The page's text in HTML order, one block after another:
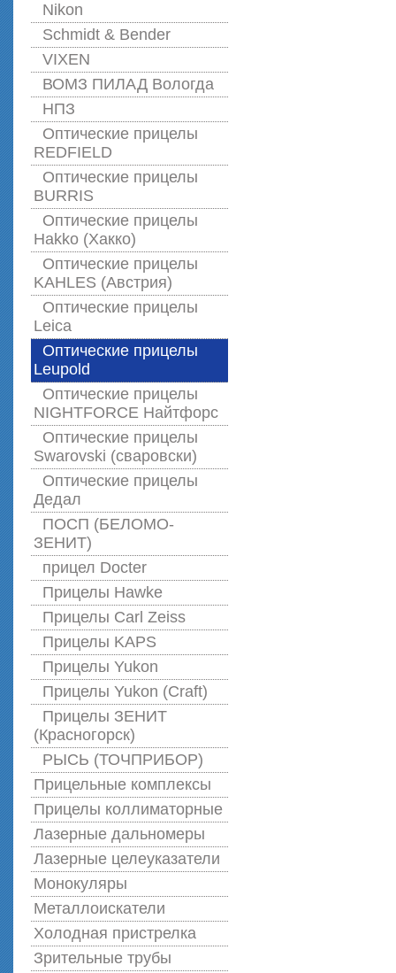
Nikon
Schmidt & Bender
VIXEN
ВОМЗ ПИЛАД Вологда
НПЗ
Оптические прицелы
REDFIELD
Оптические прицелы
BURRIS
Оптические прицелы
Hakko (Хакко)
Оптические прицелы
KAHLES (Австрия)
Оптические прицелы
Leica
Оптические прицелы
Leupold
Оптические прицелы
NIGHTFORCE Найтфорс
Оптические прицелы
Swarovski (сваровски)
Оптические прицелы
Дедал
ПОСП (БЕЛОМО-
ЗЕНИТ)
прицел Docter
Прицелы Hawke
Прицелы Carl Zeiss
Прицелы KAPS
Прицелы Yukon
Прицелы Yukon (Craft)
Прицелы ЗЕНИТ
(Красногорск)
РЫСЬ (ТОЧПРИБОР)
Прицельные комплексы
Прицелы коллиматорные
Лазерные дальномеры
Лазерные целеуказатели
Монокуляры
Металлоискатели
Холодная пристрелка
Зрительные трубы